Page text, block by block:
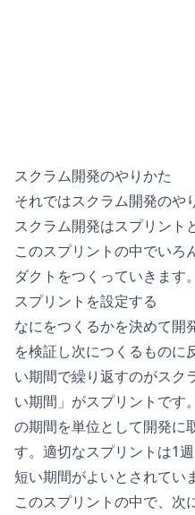
スクラム開発のやりかた
それではスクラム開発のや
スクラム開発はスプリント
このスプリントの中でいろ
ダクトをつくっていきます。
スプリントを設定する
なにをつくるかを決めて開
を検証し次につくるものに
い期間で繰り返すのがスク
い期間」がスプリントです
の期間を単位として開発に
す。適切なスプリントは1
短い期間がよいとされてい
このスプリントの中で、次